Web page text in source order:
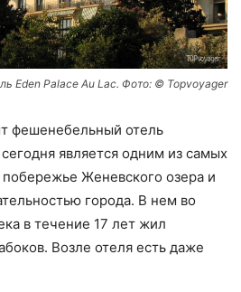
Eden Palace Au Lac. Фото: © Topvoyager
фешенебельный отель
является одним из самых
Женевского озера и
города. В нем во
в течение 17 лет жил
Возле отеля есть даже